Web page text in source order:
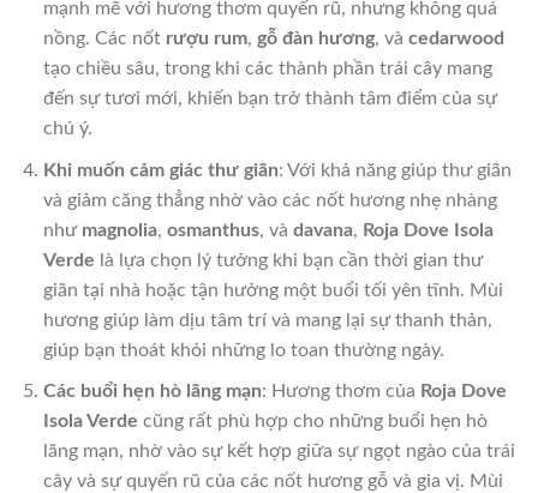
mạnh mẽ với hương thơm quyến rũ, nhưng không quá
nồng. Các nốt rượu rum, gỗ đàn hương, và cedarwood
tạo chiều sâu, trong khi các thành phần trái cây mang
đến sự tươi mới, khiến bạn trở thành tâm điểm của sự
chú ý.
Khi muốn cảm giác thư giãn: Với khả năng giúp thư giãn
và giảm căng thẳng nhờ vào các nốt hương nhẹ nhàng
như magnolia, osmanthus, và davana, Roja Dove Isola
Verde là lựa chọn lý tưởng khi bạn cần thời gian thư
giãn tại nhà hoặc tận hưởng một buổi tối yên tĩnh. Mùi
hương giúp làm dịu tâm trí và mang lại sự thanh thản,
giúp bạn thoát khỏi những lo toan thường ngày.
Các buổi hẹn hò lãng mạn: Hương thơm của Roja Dove
Isola Verde cũng rất phù hợp cho những buổi hẹn hò
lãng mạn, nhờ vào sự kết hợp giữa sự ngọt ngào của trái
cây và sự quyến rũ của các nốt hương gỗ và gia vị. Mùi